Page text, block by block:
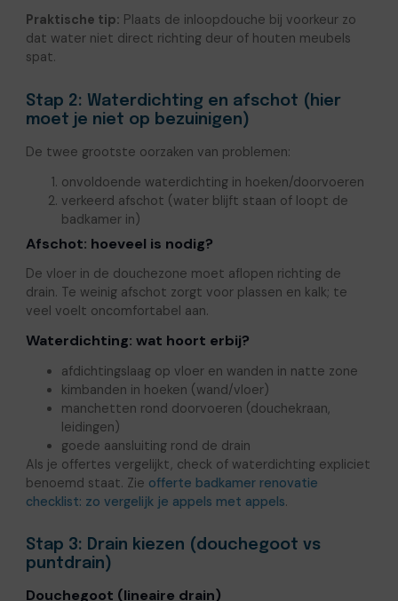
Praktische tip: Plaats de inloopdouche bij voorkeur zo
dat water niet direct richting deur of houten meubels
spat.
Stap 2: Waterdichting en afschot (hier
moet je niet op bezuinigen)
De twee grootste oorzaken van problemen:
onvoldoende waterdichting in hoeken/doorvoeren
verkeerd afschot (water blijft staan of loopt de
badkamer in)
Afschot: hoeveel is nodig?
De vloer in de douchezone moet aflopen richting de
drain. Te weinig afschot zorgt voor plassen en kalk; te
veel voelt oncomfortabel aan.
Waterdichting: wat hoort erbij?
afdichtingslaag op vloer en wanden in natte zone
kimbanden in hoeken (wand/vloer)
manchetten rond doorvoeren (douchekraan,
leidingen)
goede aansluiting rond de drain
Als je offertes vergelijkt, check of waterdichting expliciet
benoemd staat. Zie offerte badkamer renovatie
checklist: zo vergelijk je appels met appels.
Stap 3: Drain kiezen (douchegoot vs
puntdrain)
Douchegoot (lineaire drain)